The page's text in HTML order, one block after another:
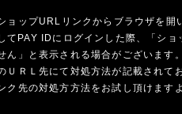
ョップURLリンクからブラウザを開
てPAY IDにログインした際、「ショ
ん」と表示される場合がございます。
ＵＲＬ先にて対処方法が記載されて
ク先の対処方方法をお試し頂けます